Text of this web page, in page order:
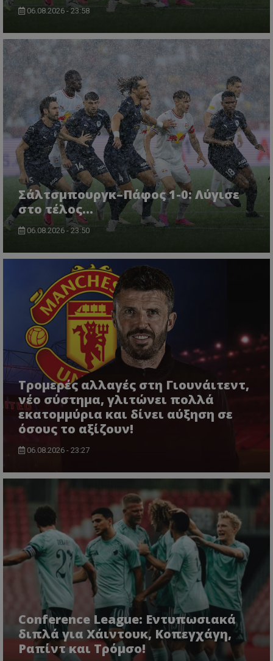
06.08.2026 - 23:58
Σάλτσμπουργκ–Πάφος 1-0: Λύγισε
στο τέλος...
06.08.2026 - 23:50
Τρομερές αλλαγές στη Γιουνάιτεντ,
νέο σύστημα, γλιτώνει πολλά
εκατομμύρια και δίνει αύξηση σε
όσους το αξίζουν!
06.08.2026 - 23:27
Conference League: Εντυπωσιακά
διπλά για Χάιντουκ, Κοπεγχάγη,
Ραπίντ και Τρόμσο!